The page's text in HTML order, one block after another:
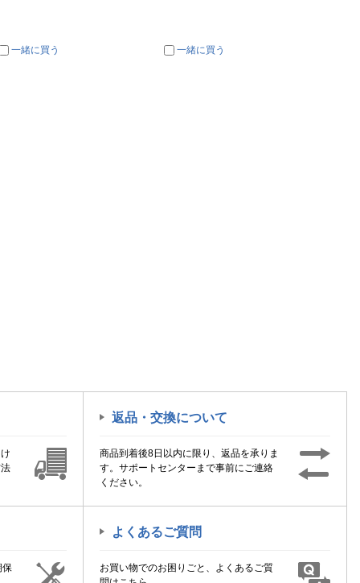
一緒に買う 一緒に買う
返品・交換について
商品到着後8日以内に限り、返品を承りま
す。サポートセンターまで事前にご連絡
ください。
保
よくあるご質問
お買い物でのお困りごと、よくあるご質